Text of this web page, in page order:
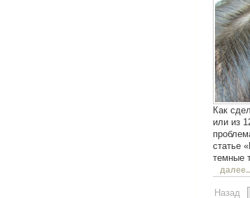
Как
или из
статье
темные
Назад